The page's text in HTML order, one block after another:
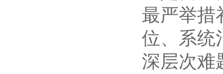
最严举措
位、系统
深层次难